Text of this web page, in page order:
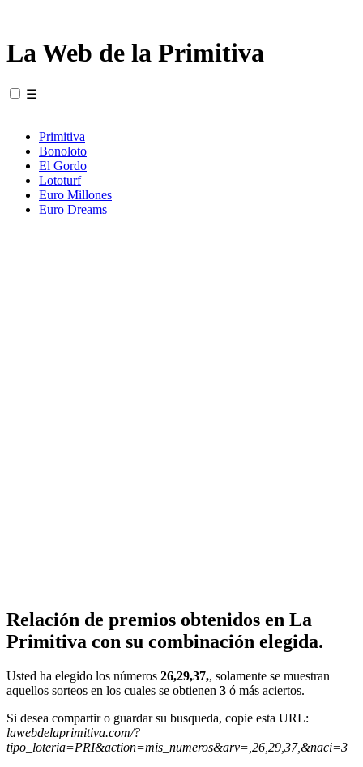
La Web de la Primitiva
☰
Primitiva
Bonoloto
El Gordo
Lototurf
Euro Millones
Euro Dreams
Relación de premios obtenidos en La
Primitiva con su combinación elegida.
Usted ha elegido los números 26,29,37,, solamente se muestran
aquellos sorteos en los cuales se obtienen 3 ó más aciertos.
Si desea compartir o guardar su busqueda, copie esta URL:
lawebdelaprimitiva.com/?
tipo_loteria=PRI&action=mis_numeros&arv=,26,29,37,&naci=3